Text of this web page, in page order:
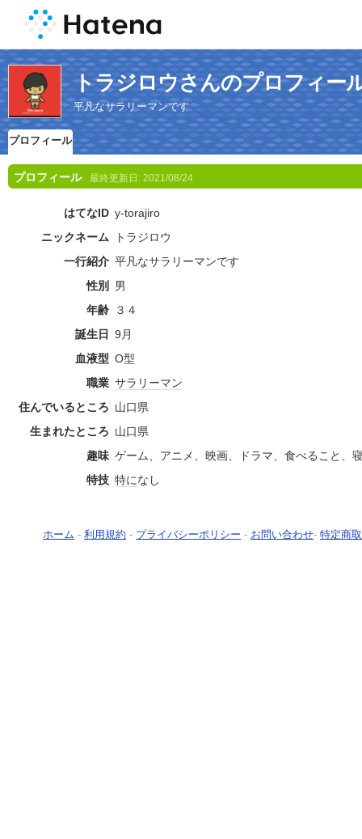
トラジロウさんのプロフィー
平凡なサラリーマンです
プロフィール
プロフィール 最終更新日: 2021/08/24
はてなID y-torajiro
ニックネーム
トラジロウ
一行紹介 平凡なサラリーマンです
性別
男
年齢
３４
誕生日
9月
血液型 O型
職業 サラリーマン
住んでいるところ 山口県
生まれたところ 山口県
趣味 ゲーム、アニメ、映画、ドラマ、食べること、
特技 特になし
ホーム - 利用規約 - プライバシーポリシー - お問い合わせ- 特定商